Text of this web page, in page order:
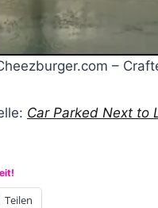
–
Car Parked Next to
Teilen